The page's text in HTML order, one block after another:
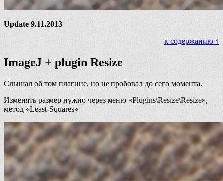
Update 9.11.2013
к содержанию ↑
ImageJ + plugin Resize
Слышал об том плагине, но не пробовал до сего момента.
Изменять размер нужно через меню «Plugins\Resize\Resize»,
метод «Least-Squares»